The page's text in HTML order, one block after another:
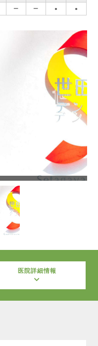
ー ー ● ●
医院詳細情報